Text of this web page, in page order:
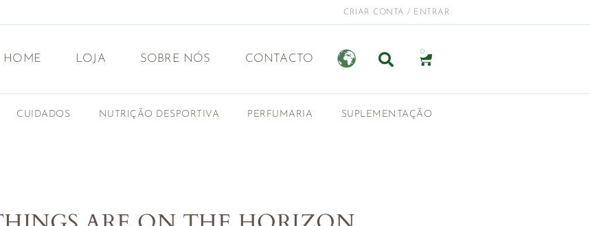
CRIAR CONTA / ENTRAR
HOME LOJA SOBRE NÓS CONTACTO
0
CUIDADOS NUTRIÇÃO DESPORTIVA PERFUMARIA SUPLEMENTAÇÃO